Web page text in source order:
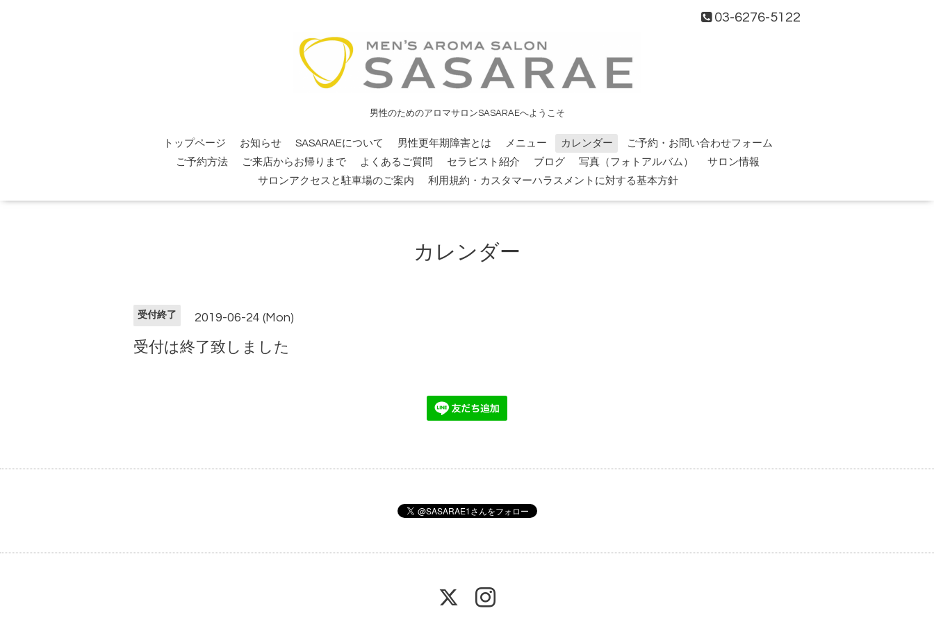
03-6276-5122
男性のためのアロマサロンSASARAEへようこそ
トップページ お知らせ SASARAEについて 男性更年期障害とは メニュー カレンダー
ご予約・お問い合わせフォーム
ご予約方法
ご来店からお帰りまで よくあるご質問 セラピスト紹介 ブログ 写真（フォトアルバム）
サロン情報
サロンアクセスと駐車場のご案内
利用規約・カスタマーハラスメントに対する基本方針
カレンダー
受付終了 2019-06-24 (Mon)
受付は終了致しました